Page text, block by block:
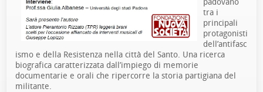
padovano
tra i
principali
protagonisti
dell’antifasc
ismo e della Resistenza nella città del Santo. Una ricerca
biografica caratterizzata dall’impiego di memorie
documentarie e orali che ripercorre la storia partigiana del
militante.